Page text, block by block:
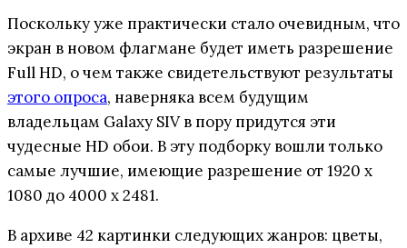
Поскольку уже практически стало очевидным, что
экран в новом флагмане будет иметь разрешение
Full HD, о чем также свидетельствуют результаты
этого опроса, наверняка всем будущим
владельцам Galaxy SIV в пору придутся эти
чудесные HD обои. В эту подборку вошли только
самые лучшие, имеющие разрешение от 1920 x
1080 до 4000 x 2481.
В архиве 42 картинки следующих жанров: цветы,